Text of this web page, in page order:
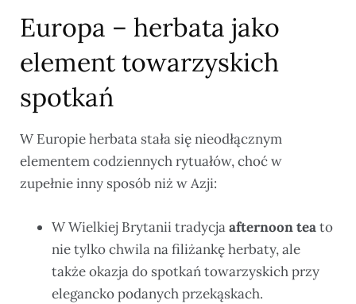
Europa – herbata jako
element towarzyskich
spotkań
W Europie herbata stała się nieodłącznym
elementem codziennych rytuałów, choć w
zupełnie inny sposób niż w Azji:
W Wielkiej Brytanii tradycjaafternoon teato
nie tylko chwila na filiżankę herbaty, ale
także okazja do spotkań towarzyskich przy
elegancko podanych przekąskach.